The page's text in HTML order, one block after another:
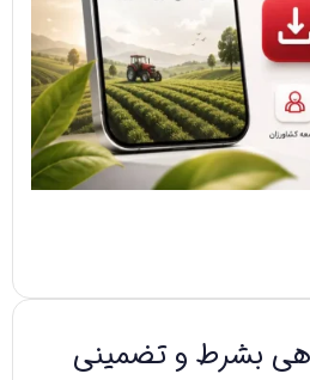
بشرط و تضمینی